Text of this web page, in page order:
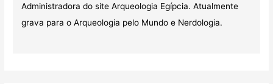
Administradora do site Arqueologia Egípcia. Atualmente
grava para o Arqueologia pelo Mundo e Nerdologia.